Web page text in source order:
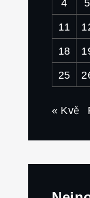
11
18
25
« Kvě